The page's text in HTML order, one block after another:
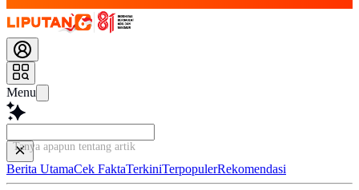
Menu
Tanya apapun tentang artikel ini...
Berita UtamaCek FaktaTerkiniTerpopulerRekomendasi